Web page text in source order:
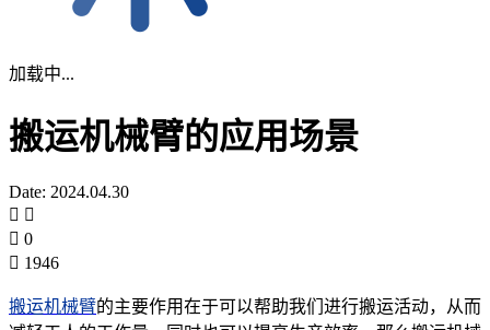
加载中...
搬运机械臂的应用场景
Date: 2024.04.30
0
1946
搬运机械臂的主要作用在于可以帮助我们进行搬运活动，从而